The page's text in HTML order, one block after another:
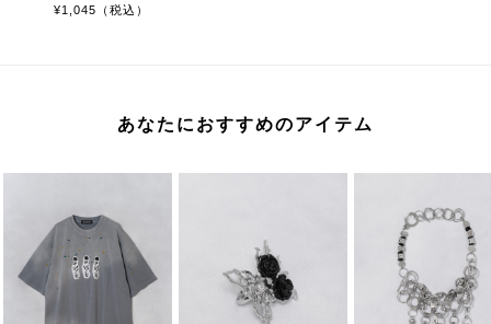
¥1,045（税込）
あなたにおすすめのアイテム